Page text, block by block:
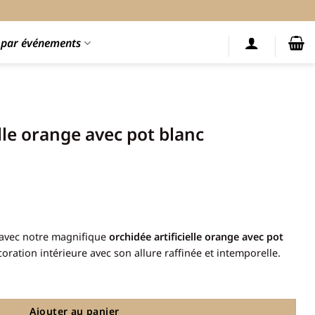
événements
orange avec pot blanc
Ajouter au panier
notre magnifique orchidée artificielle orange avec pot
intérieure avec son allure raffinée et intemporelle.